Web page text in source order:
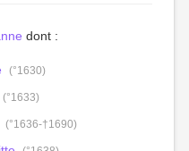
dont :
(°1630)
(°1633)
(°1636-†1690)